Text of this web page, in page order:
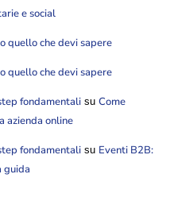
e social
quello che devi sapere
quello che devi sapere
fondamentali suCome
azienda online
fondamentali su Eventi B2B:
guida